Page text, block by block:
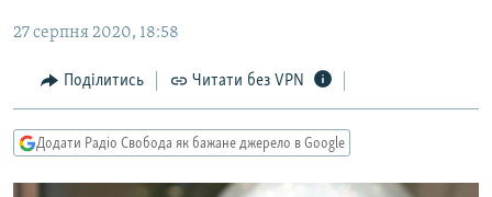
основної
навігації
Перейти
до
пошуку
ЕКОНОМІКА
СУСПІЛЬСТВО
РОСІЙСЬКА «ФІЛЬТРАЦІЯ»
ДОНБАС.РЕАЛІЇ
ТИ ЯК?
27 серпня 2020, 18:58
Поділитись Читати без VPN
Додати Радіо Свобода як бажане джерело в Google